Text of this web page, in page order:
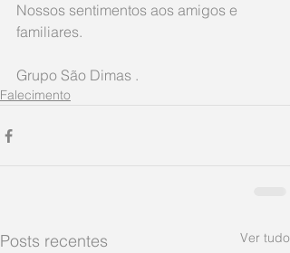
Nossos sentimentos aos amigos e
familiares.
Grupo São Dimas .
Falecimento
Posts recentes Ver tudo